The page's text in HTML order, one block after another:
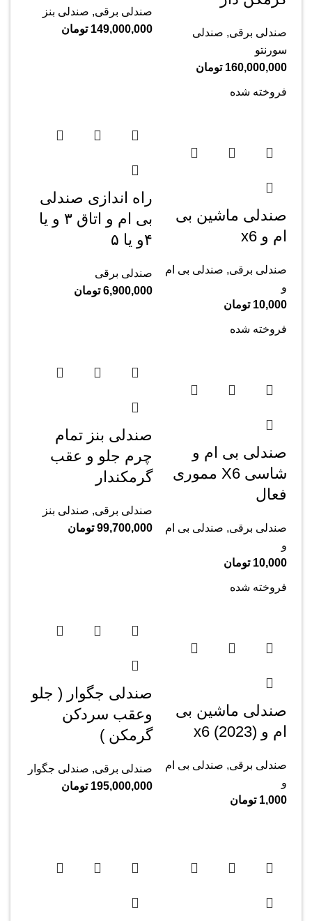
صندلی برقی, صندلی
سورنتو
160,000,000 تومان
صندلی برقی, صندلی بنز
149,000,000 تومان
فروخته شده
صندلی ماشین بی
ام و x6
صندلی برقی, صندلی بی ام
و
10,000 تومان
راه اندازی صندلی
بی ام و اتاق ۳ و یا
۴و یا ۵
صندلی برقی
6,900,000 تومان
فروخته شده
صندلی بی ام و
شاسی X6 مموری
فعال
صندلی برقی, صندلی بی ام
و
10,000 تومان
صندلی بنز تمام
چرم جلو و عقب
گرمکندار
صندلی برقی, صندلی بنز
99,700,000 تومان
فروخته شده
صندلی ماشین بی
ام و x6 (2023)
صندلی برقی, صندلی بی ام
و
1,000 تومان
صندلی جگوار ( جلو
وعقب سردکن
گرمکن )
صندلی برقی, صندلی جگوار
195,000,000 تومان